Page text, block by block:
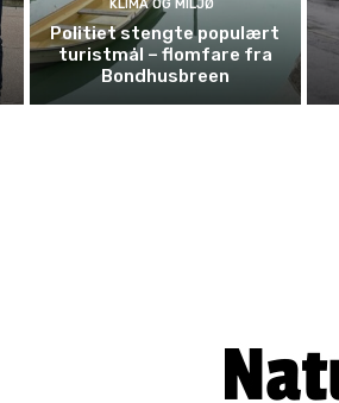
KLIMA OG MILJØ
Politiet stengte populært
turistmål – flomfare fra
Bondhusbreen